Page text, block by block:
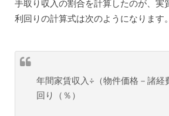
手取り収入の割合を計算したのが、実
利回りの計算式は次のようになります。
年間家賃収入÷（物件価格－諸経
回り（％）